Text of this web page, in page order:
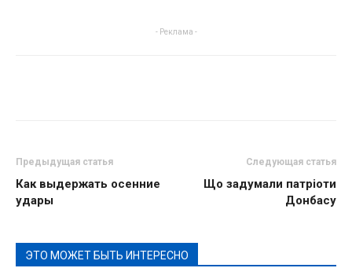
- Реклама -
Предыдущая статья
Как выдержать осенние
удары
Следующая статья
Що задумали патріоти
Донбасу
ЭТО МОЖЕТ БЫТЬ ИНТЕРЕСНО